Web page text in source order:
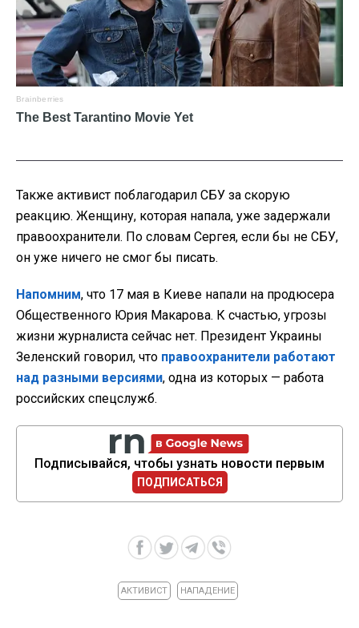
Также активист поблагодарил СБУ за скорую
реакцию. Женщину, которая напала, уже задержали
правоохранители. По словам Сергея, если бы не СБУ,
он уже ничего не смог бы писать.
Напомним, что 17 мая в Киеве напали на продюсера
Общественного Юрия Макарова. К счастью, угрозы
жизни журналиста сейчас нет. Президент Украины
Зеленский говорил, что правоохранители работают
над разными версиями, одна из которых — работа
российских спецслужб.
Подписывайся, чтобы узнать новости первым
ПОДПИСАТЬСЯ
АКТИВИСТ НАПАДЕНИЕ